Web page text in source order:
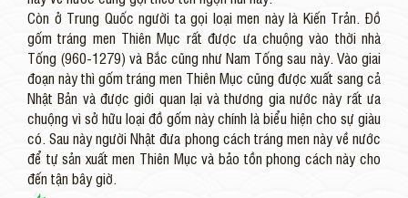
Còn ở Trung Quốc người ta gọi loại men này là Kiến Trản. Đồ
gốm tráng men Thiên Mục rất được ưa chuộng vào thời nhà
Tống (960-1279) và Bắc cũng như Nam Tống sau này. Vào giai
đoạn này thì gốm tráng men Thiên Mục cũng được xuất sang cả
Nhật Bản và được giới quan lại và thương gia nước này rất ưa
chuộng vì sở hữu loại đồ gốm này chính là biểu hiện cho sự giàu
có. Sau này người Nhật đưa phong cách tráng men này về nước
để tự sản xuất men Thiên Mục và bảo tồn phong cách này cho
đến tận bây giờ.